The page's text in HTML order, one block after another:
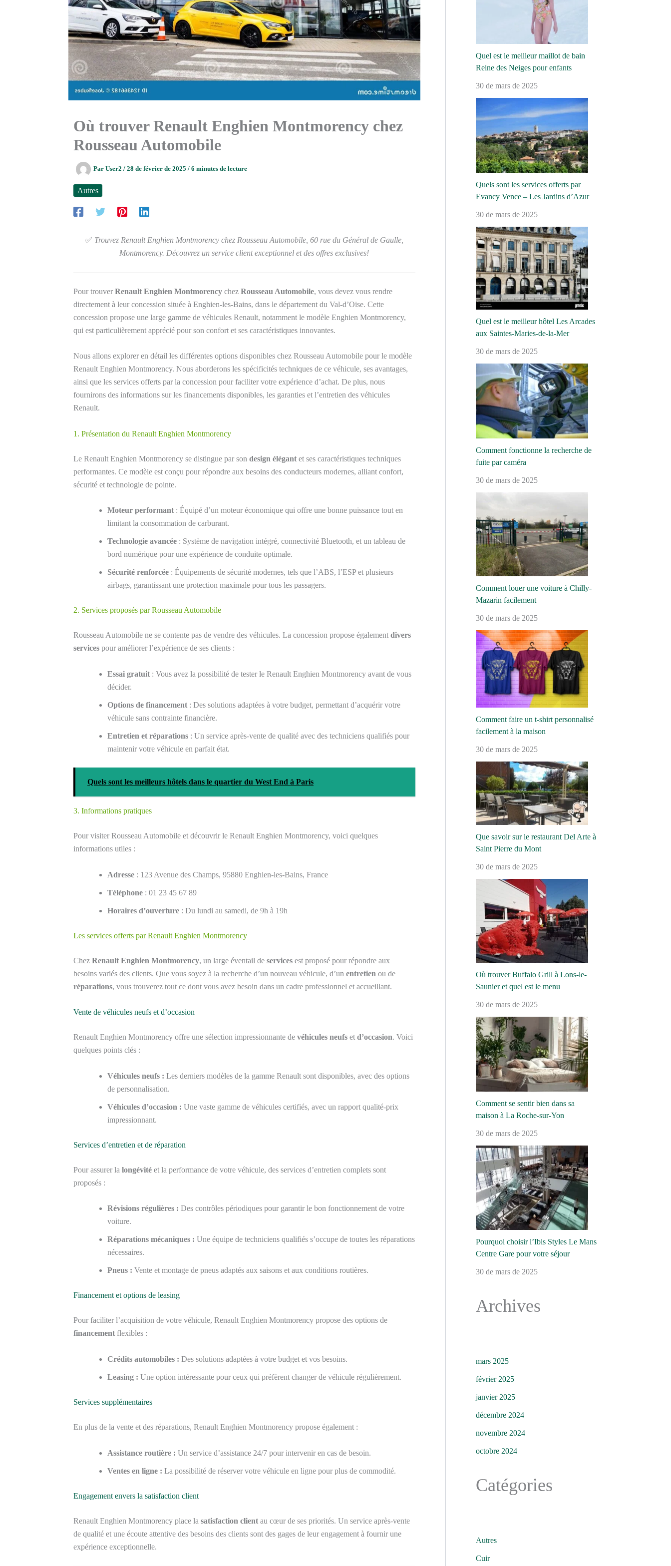
Où trouver Renault Enghien Montmorency chez
Rousseau Automobile
Par User2 / 28 de février de 2025 / 6 minutes de lecture
Autres
✅ Trouvez Renault Enghien Montmorency chez Rousseau Automobile, 60 rue du Général de Gaulle,
Montmorency. Découvrez un service client exceptionnel et des offres exclusives!
Pour trouver Renault Enghien Montmorency chez Rousseau Automobile, vous devez vous rendre
directement à leur concession située à Enghien-les-Bains, dans le département du Val-d’Oise. Cette
concession propose une large gamme de véhicules Renault, notamment le modèle Enghien Montmorency,
qui est particulièrement apprécié pour son confort et ses caractéristiques innovantes.
Nous allons explorer en détail les différentes options disponibles chez Rousseau Automobile pour le modèle
Renault Enghien Montmorency. Nous aborderons les spécificités techniques de ce véhicule, ses avantages,
ainsi que les services offerts par la concession pour faciliter votre expérience d’achat. De plus, nous
fournirons des informations sur les financements disponibles, les garanties et l’entretien des véhicules
Renault.
1. Présentation du Renault Enghien Montmorency
Le Renault Enghien Montmorency se distingue par son design élégant et ses caractéristiques techniques
performantes. Ce modèle est conçu pour répondre aux besoins des conducteurs modernes, alliant confort,
sécurité et technologie de pointe.
Moteur performant : Équipé d’un moteur économique qui offre une bonne puissance tout en
limitant la consommation de carburant.
Technologie avancée : Système de navigation intégré, connectivité Bluetooth, et un tableau de
bord numérique pour une expérience de conduite optimale.
Sécurité renforcée : Équipements de sécurité modernes, tels que l’ABS, l’ESP et plusieurs
airbags, garantissant une protection maximale pour tous les passagers.
2. Services proposés par Rousseau Automobile
Rousseau Automobile ne se contente pas de vendre des véhicules. La concession propose égalementdivers
services pour améliorer l’expérience de ses clients :
Essai gratuit : Vous avez la possibilité de tester le Renault Enghien Montmorency avant de vous
décider.
Options de financement : Des solutions adaptées à votre budget, permettant d’acquérir votre
véhicule sans contrainte financière.
Entretien et réparations : Un service après-vente de qualité avec des techniciens qualifiés pour
maintenir votre véhicule en parfait état.
Quels sont les meilleurs hôtels dans le quartier du West End à Paris
3. Informations pratiques
Pour visiter Rousseau Automobile et découvrir le Renault Enghien Montmorency, voici quelques
informations utiles :
Adresse : 123 Avenue des Champs, 95880 Enghien-les-Bains, France
Téléphone : 01 23 45 67 89
Horaires d’ouverture : Du lundi au samedi, de 9h à 19h
Les services offerts par Renault Enghien Montmorency
Chez Renault Enghien Montmorency, un large éventail de services est proposé pour répondre aux
besoins variés des clients. Que vous soyez à la recherche d’un nouveau véhicule, d’un entretien ou de
réparations, vous trouverez tout ce dont vous avez besoin dans un cadre professionnel et accueillant.
Vente de véhicules neufs et d’occasion
Renault Enghien Montmorency offre une sélection impressionnante de véhicules neufs et d’occasion. Voici
quelques points clés :
Véhicules neufs : Les derniers modèles de la gamme Renault sont disponibles, avec des options
de personnalisation.
Véhicules d’occasion : Une vaste gamme de véhicules certifiés, avec un rapport qualité-prix
impressionnant.
Services d’entretien et de réparation
Pour assurer la longévité et la performance de votre véhicule, des services d’entretien complets sont
proposés :
Révisions régulières : Des contrôles périodiques pour garantir le bon fonctionnement de votre
voiture.
Réparations mécaniques : Une équipe de techniciens qualifiés s’occupe de toutes les réparations
nécessaires.
Pneus : Vente et montage de pneus adaptés aux saisons et aux conditions routières.
Financement et options de leasing
Pour faciliter l’acquisition de votre véhicule, Renault Enghien Montmorency propose des options de
financement flexibles :
Crédits automobiles : Des solutions adaptées à votre budget et vos besoins.
Leasing : Une option intéressante pour ceux qui préfèrent changer de véhicule régulièrement.
Services supplémentaires
En plus de la vente et des réparations, Renault Enghien Montmorency propose également :
Assistance routière : Un service d’assistance 24/7 pour intervenir en cas de besoin.
Ventes en ligne : La possibilité de réserver votre véhicule en ligne pour plus de commodité.
Engagement envers la satisfaction client
Renault Enghien Montmorency place la satisfaction client au cœur de ses priorités. Un service après-vente
de qualité et une écoute attentive des besoins des clients sont des gages de leur engagement à fournir une
expérience exceptionnelle.
Quel est le meilleur maillot de bain
Reine des Neiges pour enfants
30 de mars de 2025
Quels sont les services offerts par
Evancy Vence – Les Jardins d’Azur
30 de mars de 2025
Quel est le meilleur hôtel Les Arcades
aux Saintes-Maries-de-la-Mer
30 de mars de 2025
Comment fonctionne la recherche de
fuite par caméra
30 de mars de 2025
Comment louer une voiture à Chilly-
Mazarin facilement
30 de mars de 2025
Comment faire un t-shirt personnalisé
facilement à la maison
30 de mars de 2025
Que savoir sur le restaurant Del Arte à
Saint Pierre du Mont
30 de mars de 2025
Où trouver Buffalo Grill à Lons-le-
Saunier et quel est le menu
30 de mars de 2025
Comment se sentir bien dans sa
maison à La Roche-sur-Yon
30 de mars de 2025
Pourquoi choisir l’Ibis Styles Le Mans
Centre Gare pour votre séjour
30 de mars de 2025
Archives
mars 2025
février 2025
janvier 2025
décembre 2024
novembre 2024
octobre 2024
Catégories
Autres
Cuir